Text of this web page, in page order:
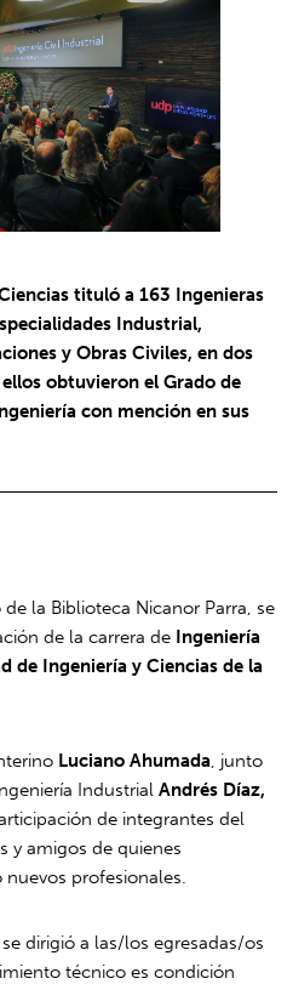
tituló a 163 Ingenieras
Industrial,
y Obras Civiles, en dos
obtuvieron el Grado de
con mención en sus
la Biblioteca Nicanor Parra, se
de la carrera de Ingeniería
de Ingeniería y Ciencias de la
Luciano Ahumada , junto
IndustrialAndrés Díaz,
de integrantes del
y amigos de quienes
profesionales.
dirigió a las/los egresadas/os
técnico es condición